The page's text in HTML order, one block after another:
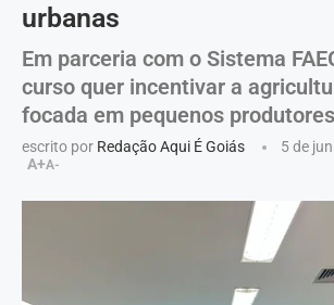
urbanas
Em parceria com o Sistema
curso quer incentivar a
focada em pequenos produtores
escrito por Redação Aqui É Goiás
5 de
A+A-